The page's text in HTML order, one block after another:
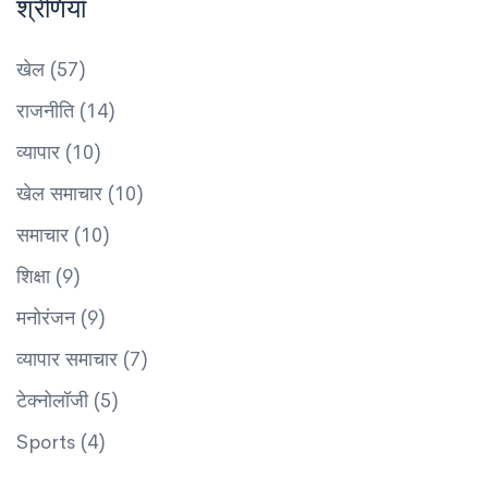
श्रेणियाँ
खेल (57)
राजनीति (14)
व्यापार (10)
खेल समाचार (10)
समाचार (10)
शिक्षा (9)
मनोरंजन (9)
व्यापार समाचार (7)
टेक्नोलॉजी (5)
Sports (4)